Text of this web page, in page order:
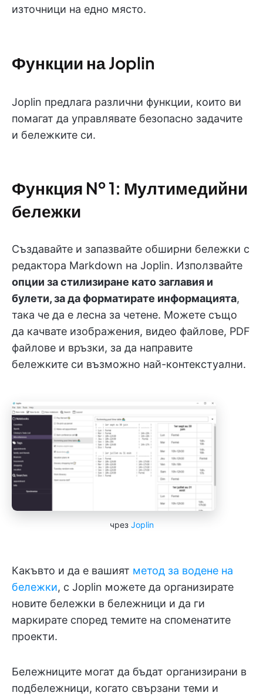
източници на едно място.
Функции на Joplin
Joplin предлага различни функции, които ви
помагат да управлявате безопасно задачите
и бележките си.
Функция № 1: Мултимедийни
бележки
Създавайте и запазвайте обширни бележки с
редактора Markdown на Joplin. Използвайте
опции за стилизиране като заглавия и
булети, за да форматирате информацията,
така че да е лесна за четене. Можете също
да качвате изображения, видео файлове, PDF
файлове и връзки, за да направите
бележките си възможно най-контекстуални.
чрез Joplin
Какъвто и да е вашият метод за водене на
бележки, с Joplin можете да организирате
новите бележки в бележници и да ги
маркирате според темите на споменатите
проекти.
Бележниците могат да бъдат организирани в
подбележници, когато свързани теми и